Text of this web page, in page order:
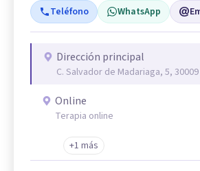
Teléfono WhatsApp
Dirección principal
C. Salvador de Madariaga, 5,
Online
Terapia online
+1 más